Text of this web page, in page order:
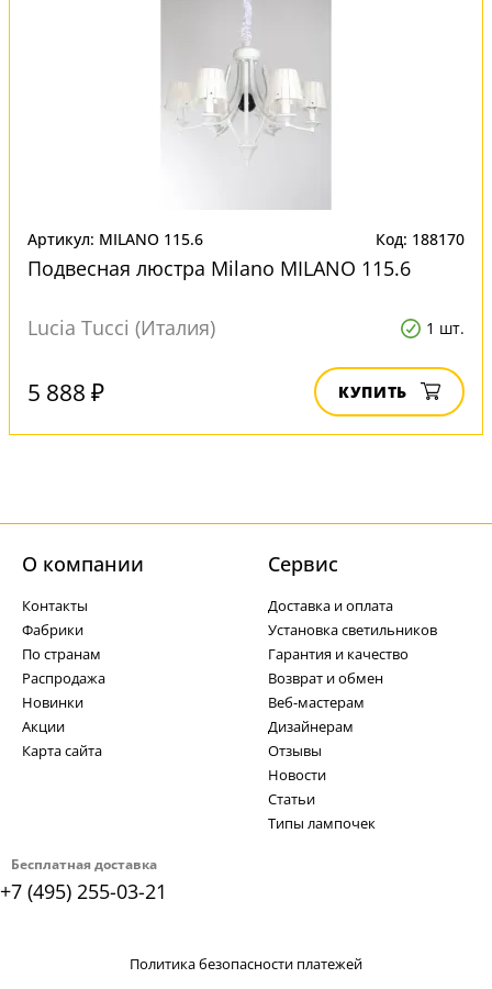
Артикул: MILANO 115.6 Код: 188170
Подвесная люстра Milano MILANO 115.6
Lucia Tucci (Италия) 1 шт.
5 888 ₽ КУПИТЬ
Бесплатная доставка
+7 (495) 255-03-21
О компании
Контакты
Фабрики
По странам
Распродажа
Новинки
Акции
Карта сайта
Cервис
Доставка и оплата
Установка светильников
Гарантия и качество
Возврат и обмен
Веб-мастерам
Дизайнерам
Отзывы
Новости
Статьи
Типы лампочек
Политика безопасности платежей